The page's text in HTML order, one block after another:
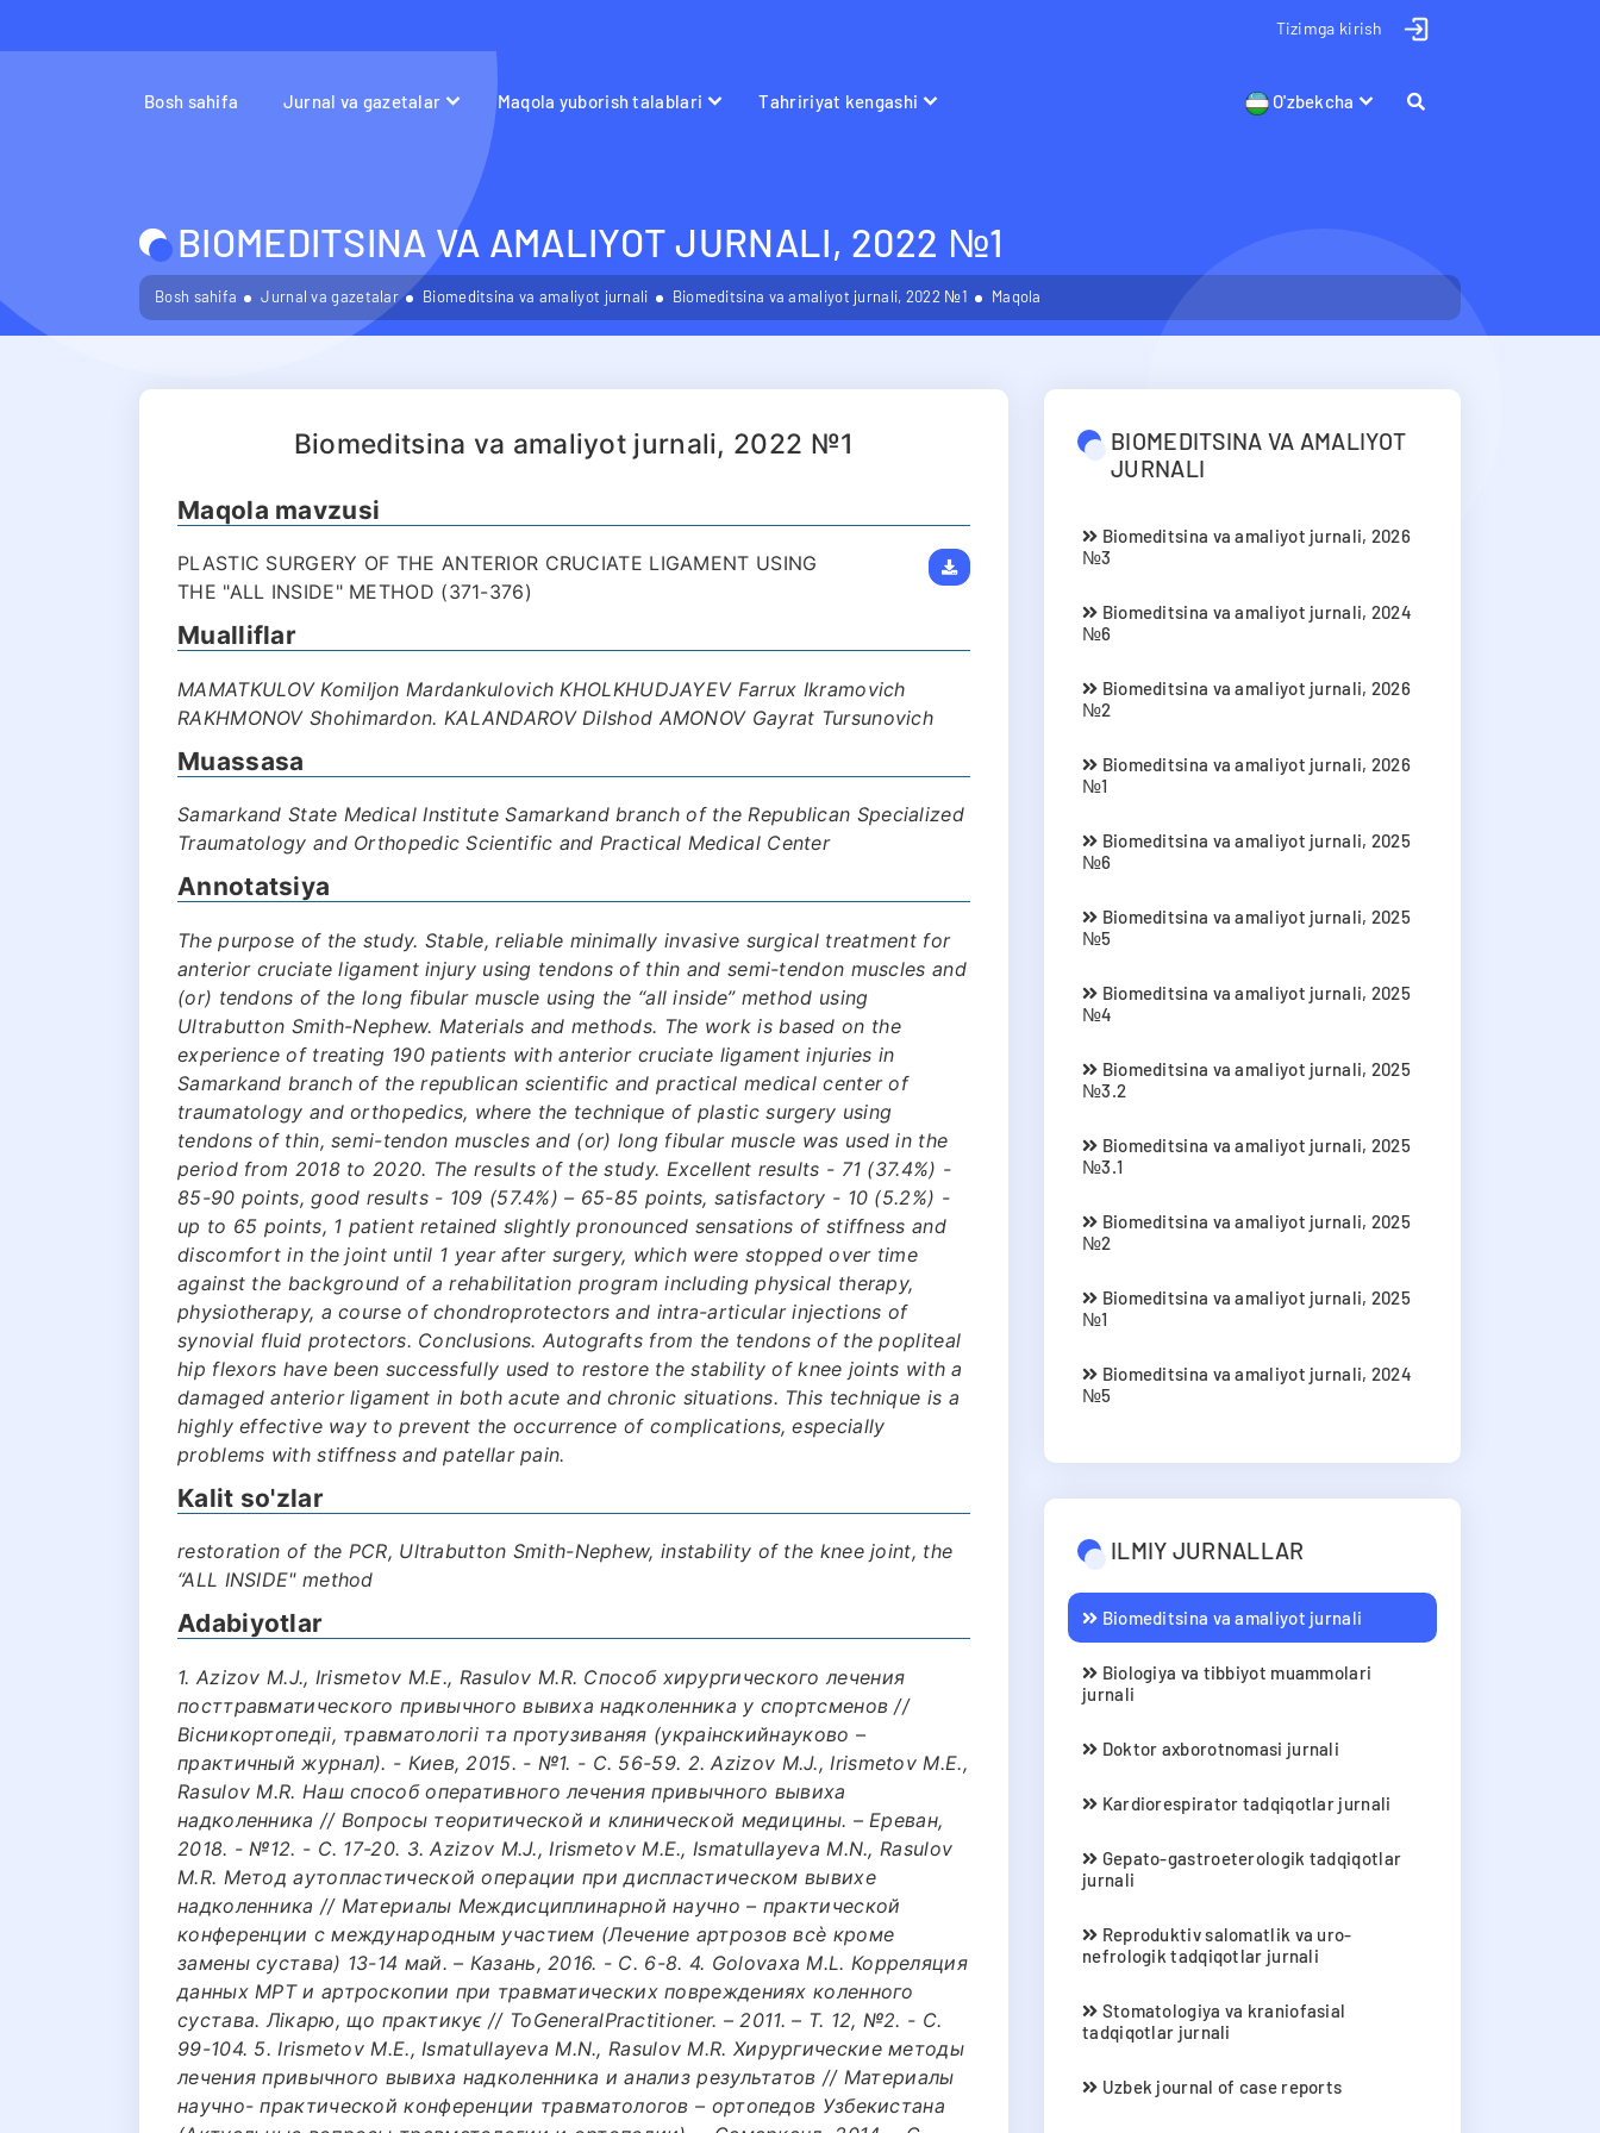
Tizimga kirish
Bosh sahifa Jurnal va gazetalar Maqola yuborish talablari Tahririyat kengashi O'zbekcha
BIOMEDITSINA VA AMALIYOT JURNALI, 2022 №1
Bosh sahifa Jurnal va gazetalar Biomeditsina va amaliyot jurnali Biomeditsina va amaliyot jurnali, 2022 №1 Maqola
Biomeditsina va amaliyot jurnali, 2022 №1
Maqola mavzusi
PLASTIC SURGERY OF THE ANTERIOR CRUCIATE LIGAMENT USING
THE "ALL INSIDE" METHOD (371-376)
Mualliflar
MAMATKULOV Komiljon Mardankulovich KHOLKHUDJAYEV Farrux Ikramovich
RAKHMONOV Shohimardon. KALANDAROV Dilshod AMONOV Gayrat Tursunovich
Muassasa
Samarkand State Medical Institute Samarkand branch of the Republican Specialized
Traumatology and Orthopedic Scientific and Practical Medical Center
Annotatsiya
The purpose of the study. Stable, reliable minimally invasive surgical treatment for
anterior cruciate ligament injury using tendons of thin and semi-tendon muscles and
(or) tendons of the long fibular muscle using the “all inside” method using
Ultrabutton Smith-Nephew. Materials and methods. The work is based on the
experience of treating 190 patients with anterior cruciate ligament injuries in
Samarkand branch of the republican scientific and practical medical center of
traumatology and orthopedics, where the technique of plastic surgery using
tendons of thin, semi-tendon muscles and (or) long fibular muscle was used in the
period from 2018 to 2020. The results of the study. Excellent results - 71 (37.4%) -
85-90 points, good results - 109 (57.4%) – 65-85 points, satisfactory - 10 (5.2%) -
up to 65 points, 1 patient retained slightly pronounced sensations of stiffness and
discomfort in the joint until 1 year after surgery, which were stopped over time
against the background of a rehabilitation program including physical therapy,
physiotherapy, a course of chondroprotectors and intra-articular injections of
synovial fluid protectors. Conclusions. Autografts from the tendons of the popliteal
hip flexors have been successfully used to restore the stability of knee joints with a
damaged anterior ligament in both acute and chronic situations. This technique is a
highly effective way to prevent the occurrence of complications, especially
problems with stiffness and patellar pain.
Kalit so'zlar
restoration of the PCR, Ultrabutton Smith-Nephew, instability of the knee joint, the
“ALL INSIDE" method
Adabiyotlar
1. Azizov M.J., Irismetov М.E., Rasulov М.R. Способ хирургического лечения
посттравматического привычного вывиха надколенника у спортсменов //
Вiсникортопедii, травматологii та протузиваняя (украiнскийнауково –
практичный журнал). - Киев, 2015. - №1. - С. 56-59. 2. Azizov M.J., Irismetov М.E.,
Rasulov М.R. Наш способ оперативного лечения привычного вывиха
надколенника // Вопросы теоритической и клинической медицины. – Ереван,
2018. - №12. - С. 17-20. 3. Azizov M.J., Irismetov М.E., Ismatullayeva М.N., Rasulov
М.R. Метод аутопластической операции при диспластическом вывихе
надколенника // Материалы Междисциплинарной научно – практической
конференции с международным участием (Лечение артрозов всѐ кроме
замены сустава) 13-14 май. – Казань, 2016. - С. 6-8. 4. Golovaxa М.L. Корреляция
данных МРТ и артроскопии при травматических повреждениях коленного
сустава. Лiкарю, що практикуϵ // ToGeneralPractitioner. – 2011. – Т. 12, №2. - С.
99-104. 5. Irismetov М.E., Ismatullayeva М.N., Rasulov М.R. Хирургические методы
лечения привычного вывиха надколенника и анализ результатов // Материалы
научно- практической конференции травматологов – ортопедов Узбекистана
BIOMEDITSINA VA AMALIYOT
JURNALI
Biomeditsina va amaliyot jurnali, 2026
№3
Biomeditsina va amaliyot jurnali, 2024
№6
Biomeditsina va amaliyot jurnali, 2026
№2
Biomeditsina va amaliyot jurnali, 2026
№1
Biomeditsina va amaliyot jurnali, 2025
№6
Biomeditsina va amaliyot jurnali, 2025
№5
Biomeditsina va amaliyot jurnali, 2025
№4
Biomeditsina va amaliyot jurnali, 2025
№3.2
Biomeditsina va amaliyot jurnali, 2025
№3.1
Biomeditsina va amaliyot jurnali, 2025
№2
Biomeditsina va amaliyot jurnali, 2025
№1
Biomeditsina va amaliyot jurnali, 2024
№5
ILMIY JURNALLAR
Biomeditsina va amaliyot jurnali
Biologiya va tibbiyot muammolari
jurnali
Doktor axborotnomasi jurnali
Kardiorespirator tadqiqotlar jurnali
Gepato-gastroeterologik tadqiqotlar
jurnali
Reproduktiv salomatlik va uro-
nefrologik tadqiqotlar jurnali
Stomatologiya va kraniofasial
tadqiqotlar jurnali
Uzbek journal of case reports